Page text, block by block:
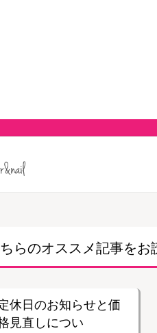
らのオススメ記事をお
休日のお知らせと価
見直しについ